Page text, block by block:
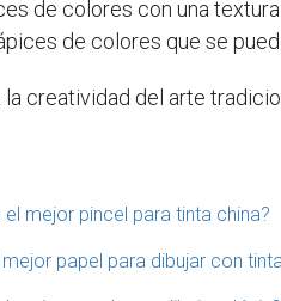
de colores con una
de colores que se
la creatividad del arte
el mejor pincel para tinta china?
mejor papel para dibujar con